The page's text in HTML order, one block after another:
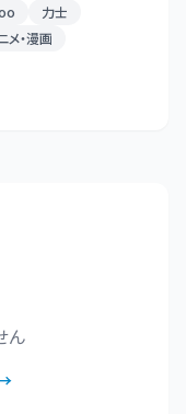
力士
メ・漫画
ん